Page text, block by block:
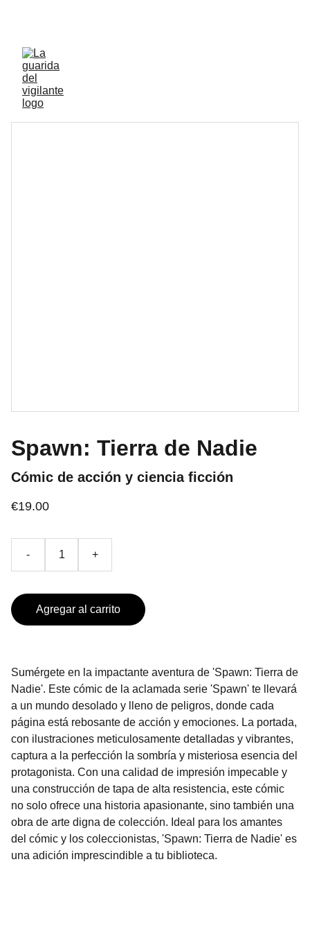
Spawn: Tierra de Nadie
Cómic de acción y ciencia ficción
€19.00
- +
Agregar al carrito
Sumérgete en la impactante aventura de 'Spawn: Tierra de
Nadie'. Este cómic de la aclamada serie 'Spawn' te llevará
a un mundo desolado y lleno de peligros, donde cada
página está rebosante de acción y emociones. La portada,
con ilustraciones meticulosamente detalladas y vibrantes,
captura a la perfección la sombría y misteriosa esencia del
protagonista. Con una calidad de impresión impecable y
una construcción de tapa de alta resistencia, este cómic
no solo ofrece una historia apasionante, sino también una
obra de arte digna de colección. Ideal para los amantes
del cómic y los coleccionistas, 'Spawn: Tierra de Nadie' es
una adición imprescindible a tu biblioteca.